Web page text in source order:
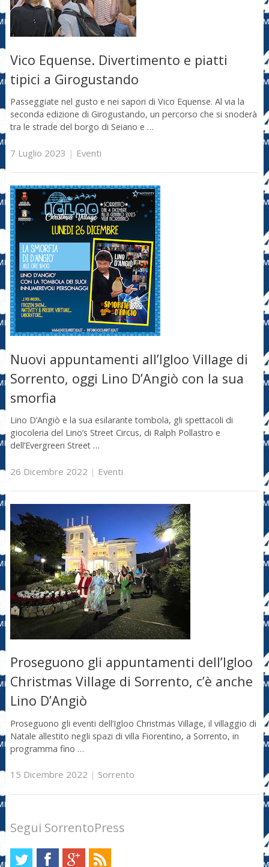
Vico Equense. Divertimento e piatti
tipici a Girogustando
Passeggiate nel gusto e nei sapori di Vico Equense. Al via la
seconda edizione di Girogustando, un percorso che si snoderà
tra le strade del borgo di Seiano e …
7 Luglio 2023 | Eventi
Nuovi appuntamenti all’Igloo Village di
Sorrento, oggi Lino D’Angiò con la sua
smorfia
Lino D’Angiò e la sua esilarante tombola, gli spettacoli di
giocoleria del Lino’s Street Circus, di Ralph Pollastro e
dell’Evergreen Street …
26 Dicembre 2022 | Eventi
Proseguono gli appuntamenti dell’Igloo
Christmas Village di Sorrento, c’è anche
Lino D’Angiò
Proseguono gli eventi dell’Igloo Christmas Village, il villaggio di
Natale allestito negli spazi di villa Fiorentino, a Sorrento, in
programma fino …
15 Dicembre 2022 | Sorrento
Segui SorrentoPress